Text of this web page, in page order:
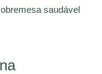
saudável